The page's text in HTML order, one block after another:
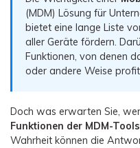
WEITERE THEMEN
Preise für die App
Geschäftsplan
Bildungsplan
Lernen
Hilfe erhalten
Suche
(MDM) Lösung für
bietet eine lange Liste
aller Geräte fördern.
Funktionen, von denen
oder andere Weise
Doch was erwarten Sie,
Funktionen der MDM-Tools
Wahrheit können die